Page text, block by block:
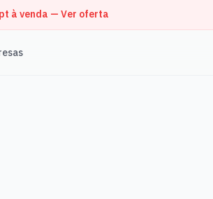
à venda — Ver oferta